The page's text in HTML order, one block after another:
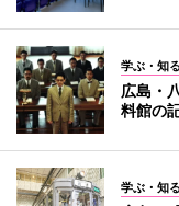
学ぶ・知る
広島・
料館の
学ぶ・知る